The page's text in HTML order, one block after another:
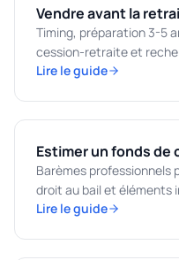
Vendre avant la
Timing, préparation 3-5
cession-retraite et
Lire le guide
Estimer un fonds de
Barèmes professionnels
droit au bail et éléments
Lire le guide